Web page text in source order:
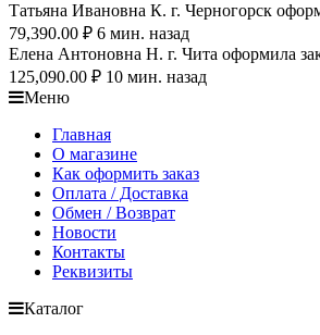
Татьяна Ивановна К. г. Черногорск
79,390.00 ₽ 6 мин. назад
Елена Антоновна Н. г. Чита оформила
125,090.00 ₽ 10 мин. назад
Меню
Главная
О магазине
Как оформить заказ
Оплата / Доставка
Обмен / Возврат
Новости
Контакты
Реквизиты
Каталог